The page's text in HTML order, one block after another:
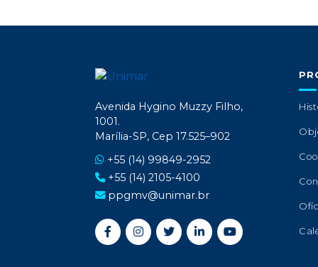
Avenida Hygino Muzzy Filho,
1001.
Marília-SP, Cep 17.525–902
+55 (14) 99849-2952
+55 (14) 2105-4100
ppgmv@unimar.br